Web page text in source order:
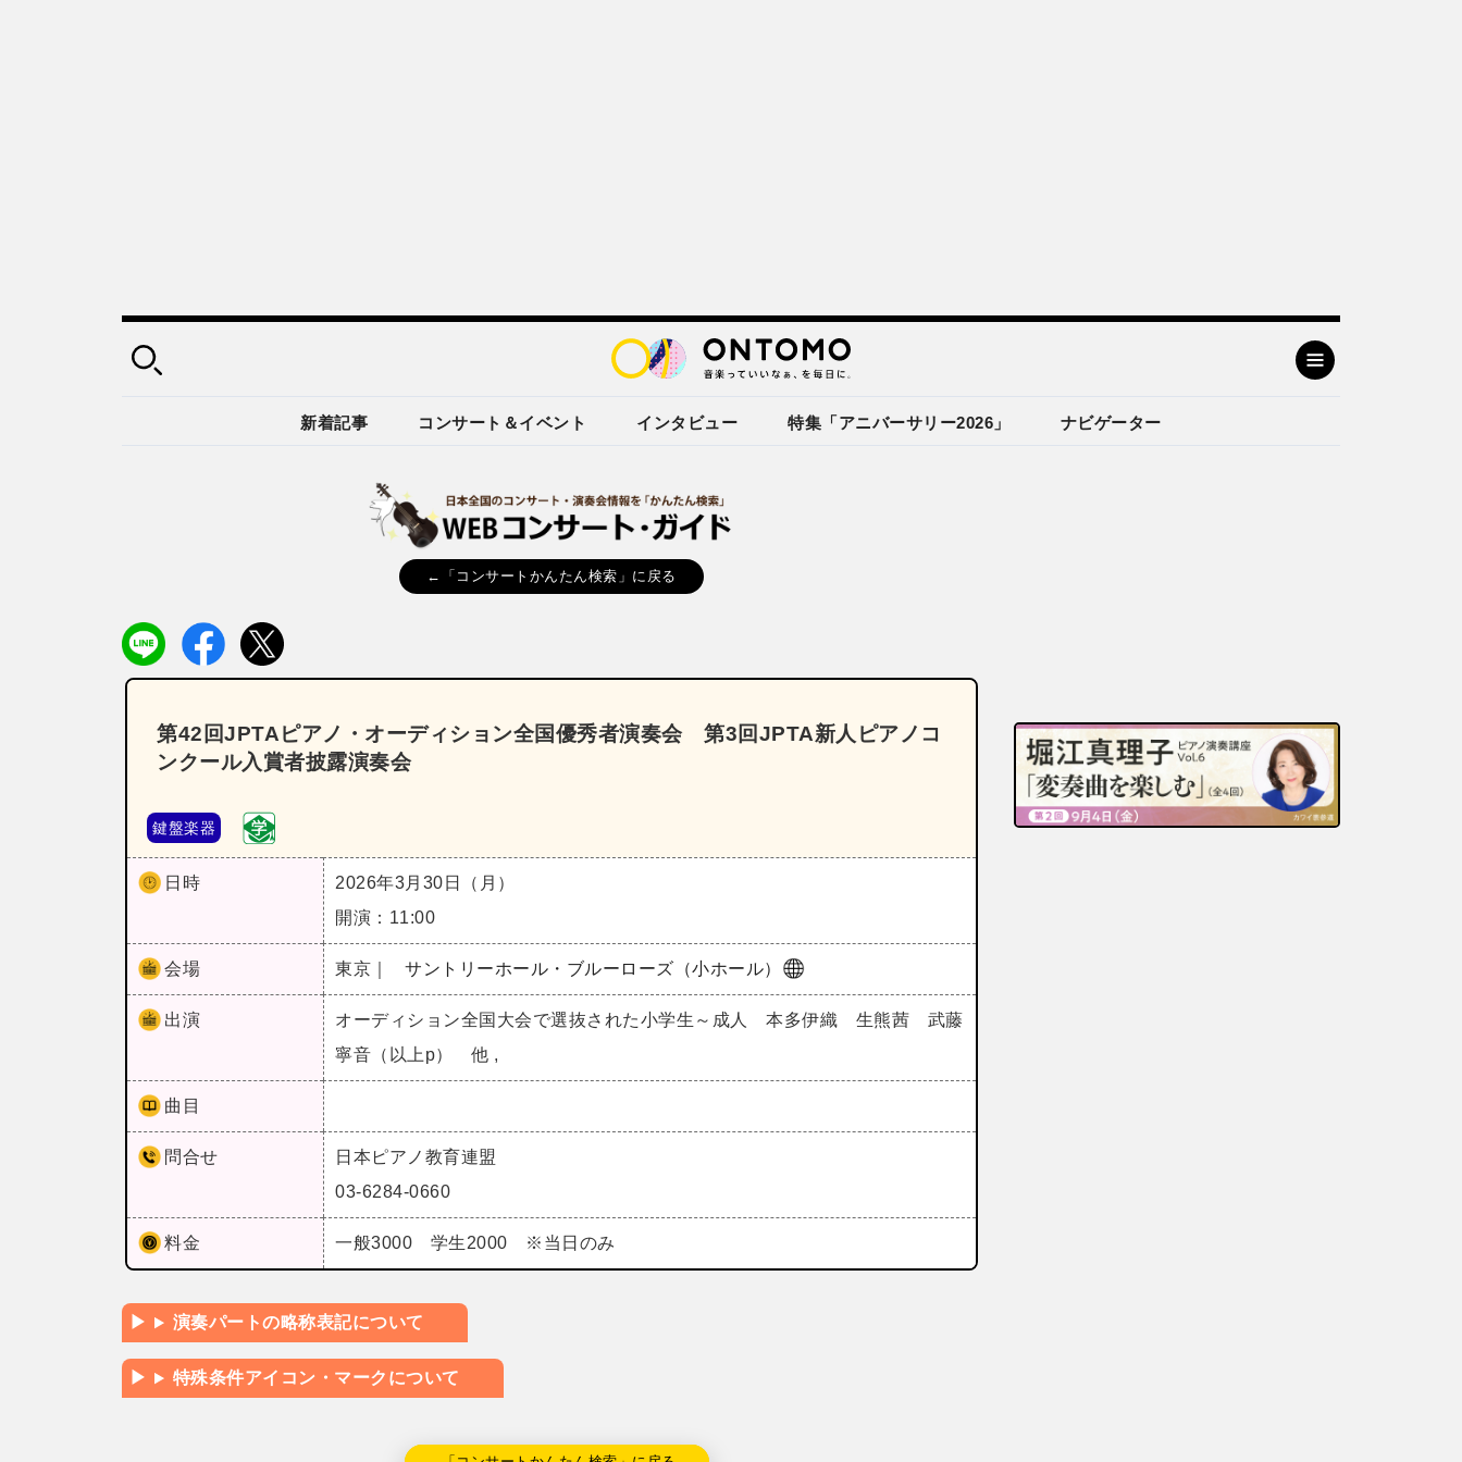
新着記事 コンサート＆イベント インタビュー 特集「アニバーサリー2026」 ナビゲーター
←「コンサートかんたん検索」に戻る
第42回JPTAピアノ・オーディション全国優秀者演奏会 第3回JPTA新人ピアノコ
ンクール入賞者披露演奏会
鍵盤楽器
日時
2026年3月30日（月）
開演：11:00
会場 東京｜ サントリーホール・ブルーローズ（小ホール）
出演
オーディション全国大会で選抜された小学生～成人 本多伊織 生熊茜 武藤
寧音（以上p） 他 ,
曲目
問合せ
日本ピアノ教育連盟
03-6284-0660
料金 一般3000 学生2000 ※当日のみ
演奏パートの略称表記について
特殊条件アイコン・マークについて